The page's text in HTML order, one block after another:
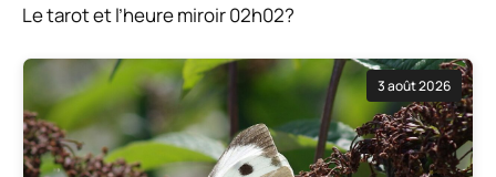
Le tarot et l’heure miroir 02h02?
3 août 2026